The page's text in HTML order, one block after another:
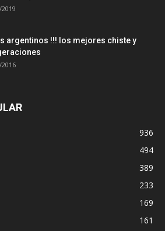
argentinos !!! los mejores chiste y
936
494
389
233
169
161